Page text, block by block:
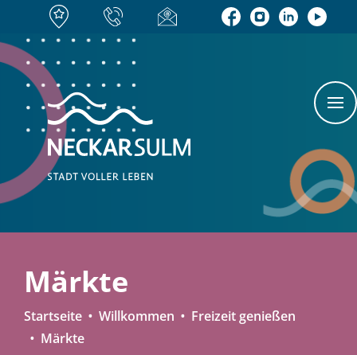
Märkte
Startseite Willkommen
Freizeit genießen
Märkte